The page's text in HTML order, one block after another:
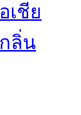
เชีย
ลิ่น